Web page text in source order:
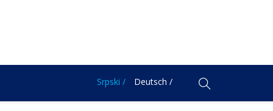
Srpski / Deutsch /